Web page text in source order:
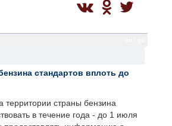
стандартов вплоть до
территории страны бензина
в течение года - до 1 июля